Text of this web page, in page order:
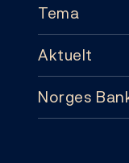
Tema
Tema
Aktuelt
Aktuelt
Norges